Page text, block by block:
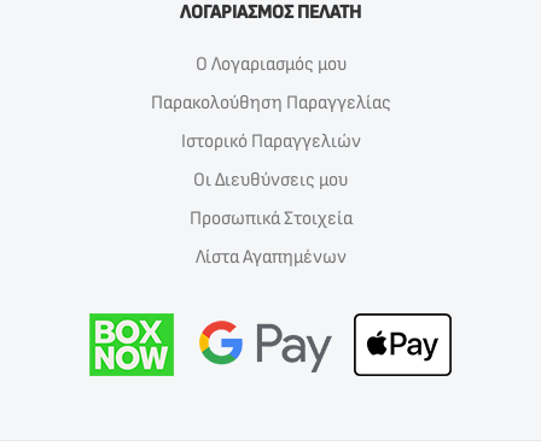
ΛΟΓΑΡΙΑΣΜΟΣ ΠΕΛΑΤΗ
Ο Λογαριασμός μου
Παρακολούθηση Παραγγελίας
Ιστορικό Παραγγελιών
Οι Διευθύνσεις μου
Προσωπικά Στοιχεία
Λίστα Αγαπημένων